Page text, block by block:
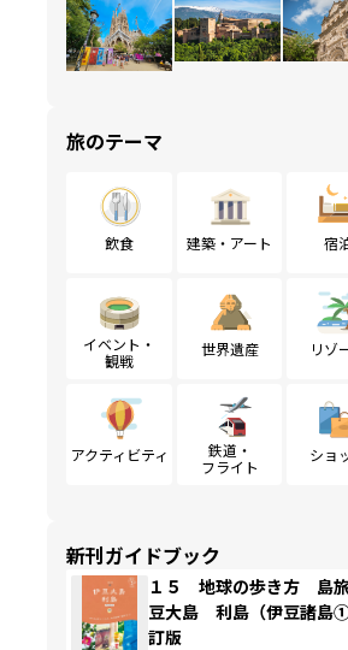
旅のテーマ
飲食 建築・アート 宿
イベント・
観戦
世界遺産 リゾ
アクティビティ
鉄道・
フライト
ショ
新刊ガイドブック
１５ 地球の歩き方 島
豆大島 利島（伊豆諸島
訂版